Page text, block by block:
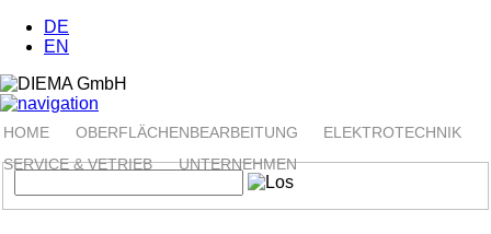
DE
EN
HOME OBERFLÄCHENBEARBEITUNG
ELEKTROTECHNIK
SERVICE & VETRIEB
UNTERNEHMEN